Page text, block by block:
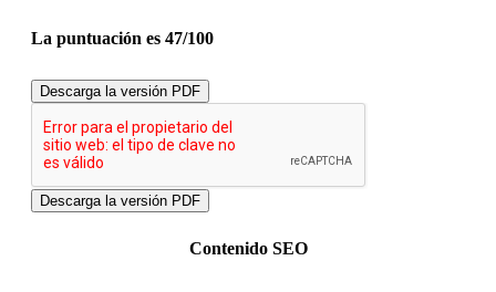
La puntuación es 47/100
Descarga la versión PDF
Contenido SEO